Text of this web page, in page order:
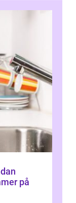
på